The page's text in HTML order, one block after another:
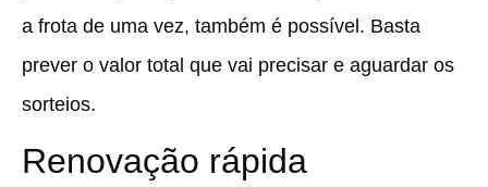
a frota de uma vez, também é possível. Basta
prever o valor total que vai precisar e aguardar os
sorteios.
Renovação rápida